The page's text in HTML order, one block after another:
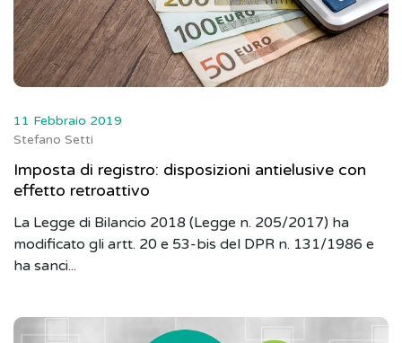
11 Febbraio 2019
Stefano Setti
Imposta di registro: disposizioni antielusive con
effetto retroattivo
La Legge di Bilancio 2018 (Legge n. 205/2017) ha
modificato gli artt. 20 e 53-bis del DPR n. 131/1986 e
ha sanci...